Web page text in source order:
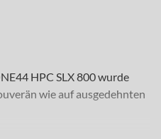
HPC SLX 800 wurde
wie auf ausgedehnten